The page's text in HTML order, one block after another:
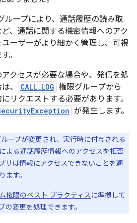
ループにより、通話履歴の読み取
、通話に関する機密情報へのアク
ーザーがより細かく管理し、可視
。
クセスが必要な場合や、発信を処
、
CALL_LOG 権限グループから
リクエストする必要があります。
が発生します。
ープが変更され、実行時に付与される
よる通話履歴情報へのアクセスを拒否
リは情報にアクセスできないことを適
ます。
権限のベスト プラクティスに準拠して
の変更を処理できます。